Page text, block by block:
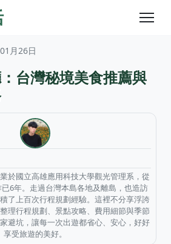
月26日
台灣秘境美食推薦與
於國立高雄應用科技大學觀光管理系，從
6年。走過台灣本島各地及離島，也造訪
了上百次行程規劃經驗。這裡不分享浮誇
理行程規劃、景點攻略、費用細節與季節
避坑，讓每一次出遊都省心、安心，好好
享受旅遊的美好。